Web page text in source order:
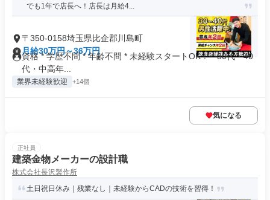
でも1年で店長へ！店長は月給4...
〒350-0158埼玉県比企郡川島町
月給30万円～36万円
資格 * 学歴不問 * 年齢不問 * 未経験スタートOK！ * 30代・40
代・中高年...
業界未経験歓迎 +14個
気になる
正社員
建築金物メーカーの設計職
株式会社長沢製作所
土日祝日休み｜残業なし｜未経験からCADの技術を習得！